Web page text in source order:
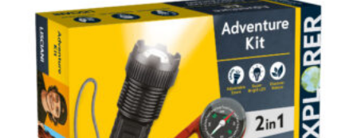
Dodaj u korpu